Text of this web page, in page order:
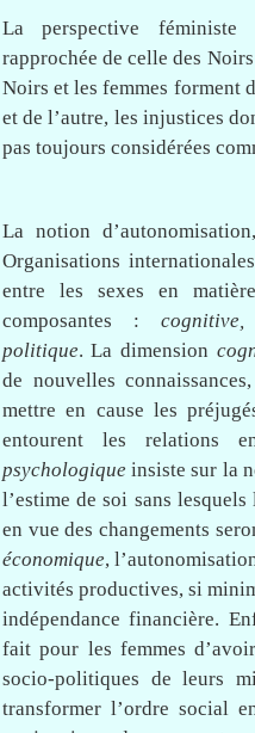
La perspective
rapprochée de celle des
Noirs et les femmes forment
et de l’autre, les injustices
pas toujours considérées
La notion
Organisationsinternationales
entre les sexes en
composantes :
politique. La dimension
de nouvelles
mettre en cause les
entourent les relations
psychologiqueinsistesur la
l’estime de soi sans lesquels
en vue des changements
économique,
activités productives, si
indépendance financière.
fait pour les femmes
socio-politiques deleurs
transformer l’ordre social